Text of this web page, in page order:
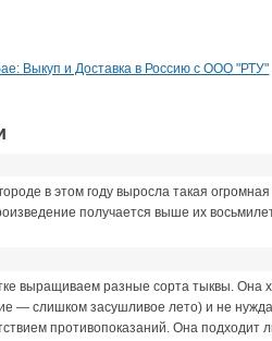
Выкуп и Доставка в Россию с ООО "РТУ"
в этом году выросла такая
получается выше их
выращиваем разные сорта тыквы. Она
— слишком засушливое лето) и не
противопоказаний. Она подходит